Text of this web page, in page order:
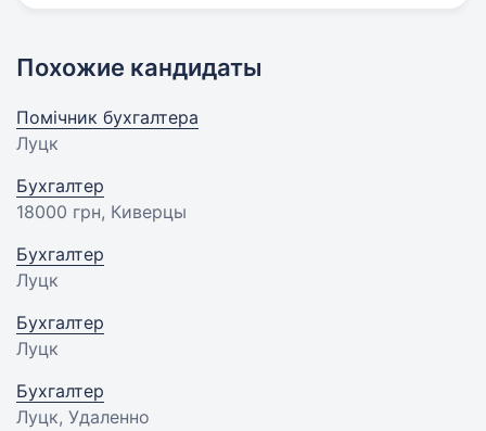
Похожие кандидаты
Помічник бухгалтера
Луцк
Бухгалтер
18000 грн, Киверцы
Бухгалтер
Луцк
Бухгалтер
Луцк
Бухгалтер
Луцк, Удаленно